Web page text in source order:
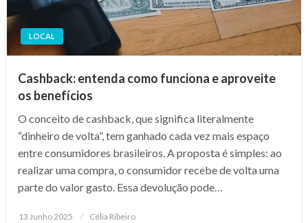
LOCAL
Cashback: entenda como funciona e aproveite
os benefícios
O conceito de cashback, que significa literalmente
“dinheiro de volta”, tem ganhado cada vez mais espaço
entre consumidores brasileiros. A proposta é simples: ao
realizar uma compra, o consumidor recebe de volta uma
parte do valor gasto. Essa devolução pode…
Posted
13 Junho 2025 Célia Ribeiro